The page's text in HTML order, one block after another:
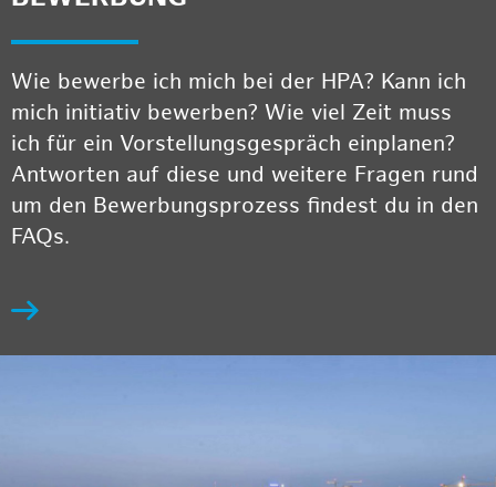
Wie bewerbe ich mich bei der HPA? Kann ich
mich initiativ bewerben? Wie viel Zeit muss
ich für ein Vorstellungsgespräch einplanen?
Antworten auf diese und weitere Fragen rund
um den Bewerbungsprozess findest du in den
FAQs.